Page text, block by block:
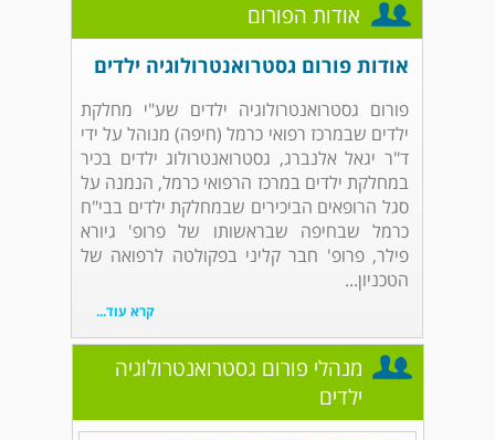
אודות הפורום
אודות פורום גסטרואנטרולוגיה ילדים
פורום גסטרואנטרולוגיה ילדים שע"י מחלקת
ילדים שבמרכז רפואי כרמל (חיפה) מנוהל על ידי
ד"ר יגאל אלנברג, גסטרואנטרולוג ילדים בכיר
במחלקת ילדים במרכז הרפואי כרמל, הנמנה על
סגל הרופאים הביכירים שבמחלקת ילדים בבי"ח
כרמל שבחיפה שבראשותו של פרופ' גיורא
פילר, פרופ' חבר קליני בפקולטה לרפואה של
הטכניון...
קרא עוד...
מנהלי פורום גסטרואנטרולוגיה
ילדים